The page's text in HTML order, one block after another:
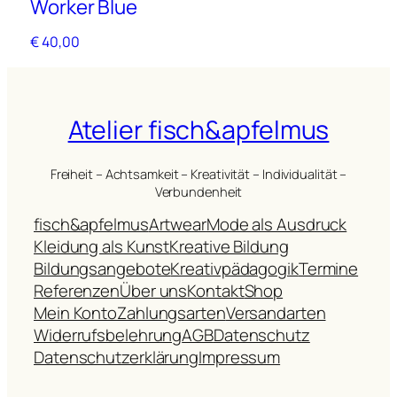
Worker Blue
€40,00
Atelier fisch&apfelmus
Freiheit – Achtsamkeit – Kreativität – Individualität –
Verbundenheit
fisch&apfelmusArtwearMode als Ausdruck
Kleidung als KunstKreative Bildung
BildungsangeboteKreativpädagogikTermine
ReferenzenÜber unsKontaktShop
Mein KontoZahlungsartenVersandarten
WiderrufsbelehrungAGBDatenschutz
DatenschutzerklärungImpressum